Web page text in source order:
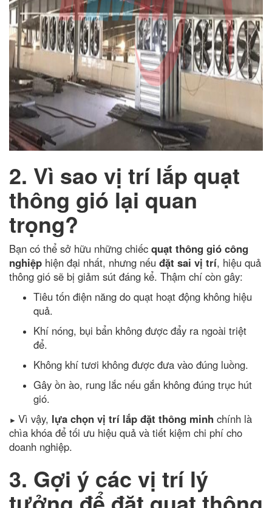
2. Vì sao vị trí lắp quạt
thông gió lại quan
trọng?
Bạn có thể sở hữu những chiếc quạt thông gió công
nghiệp hiện đại nhất, nhưng nếu đặt sai vị trí, hiệu quả
thông gió sẽ bị giảm sút đáng kể. Thậm chí còn gây:
Tiêu tốn điện năng do quạt hoạt động không hiệu
quả.
Khí nóng, bụi bẩn không được đẩy ra ngoài triệt
để.
Không khí tươi không được đưa vào đúng luồng.
Gây ồn ào, rung lắc nếu gắn không đúng trục hút
gió.
► Vì vậy, lựa chọn vị trí lắp đặt thông minh chính là
chìa khóa để tối ưu hiệu quả và tiết kiệm chi phí cho
doanh nghiệp.
3. Gợi ý các vị trí lý